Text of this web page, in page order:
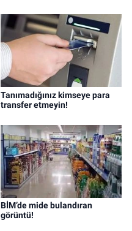
Tanımadığınız kimseye para
transfer etmeyin!
BİM’de mide bulandıran
görüntü!